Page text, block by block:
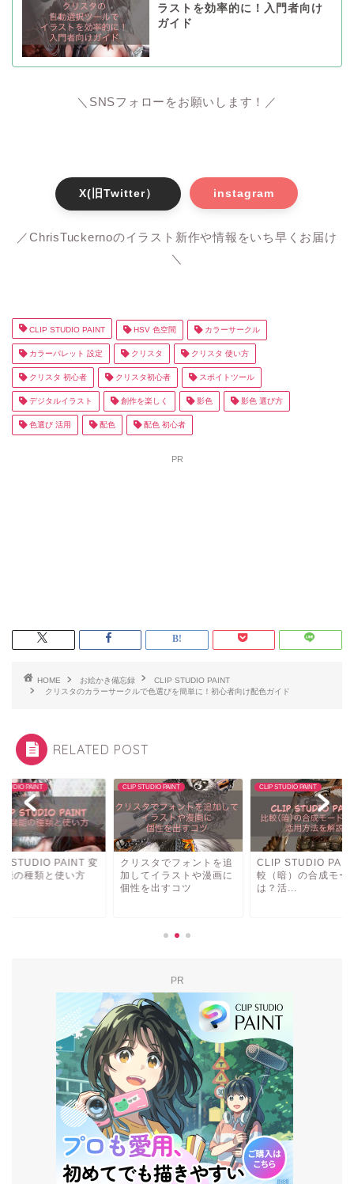
ラストを効率的に！入門者向け
ガイド
＼SNSフォローをお願いします！／
X(旧Twitter） instagram
／ChrisTuckernoのイラスト新作や情報をいち早くお届け
＼
CLIP STUDIO PAINT HSV 色空間 カラーサークル
カラーパレット 設定 クリスタ クリスタ 使い方
クリスタ 初心者 クリスタ初心者 スポイトツール
デジタルイラスト 創作を楽しく 影色 影色 選び方
色選び 活用 配色 配色 初心者
PR
HOME お絵かき備忘録
CLIP STUDIO PAINT
クリスタのカラーサークルで色選びを簡単に！初心者向け配色ガイド
RELATED POST
PAINT
STUDIO PAINT 変
能の種類と使い方
CLIP STUDIO PAINT
クリスタでフォントを追
加してイラストや漫画に
個性を出すコツ
CLIP STUDIO PAINT
CLIP STUDIO
較（暗）の合成モー
は？活...
PR